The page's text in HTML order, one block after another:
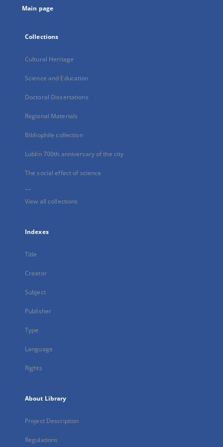
Main page
Collections
Cultural Heritage
Science and Education
Doctoral Dissertations
Regional Materials
Bibliophile collection
Lublin 700th anniversary of the city
The social effect of science
...
View all collections
Indexes
Title
Creator
Subject
Publisher
Type
Language
Rights
About Library
Project Description
Regulations